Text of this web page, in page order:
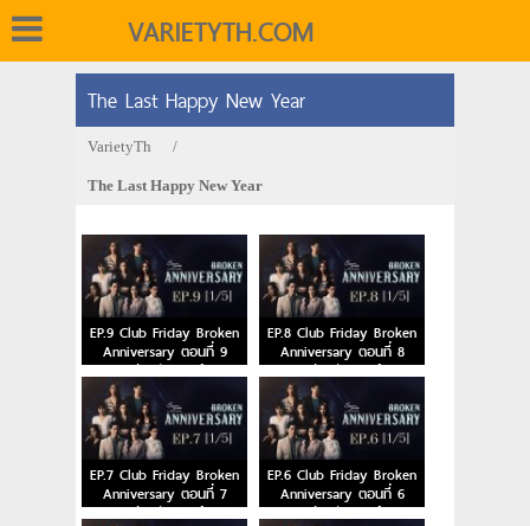
VARIETYTH.COM
The Last Happy New Year
VarietyTh /
The Last Happy New Year
EP.9 Club Friday Broken
Anniversary ตอนที่ 9
คลับฟรายเดย์
EP.8 Club Friday Broken
Anniversary ตอนที่ 8
คลับฟรายเดย์
EP.7 Club Friday Broken
Anniversary ตอนที่ 7
คลับฟรายเดย์
EP.6 Club Friday Broken
Anniversary ตอนที่ 6
คลับฟรายเดย์